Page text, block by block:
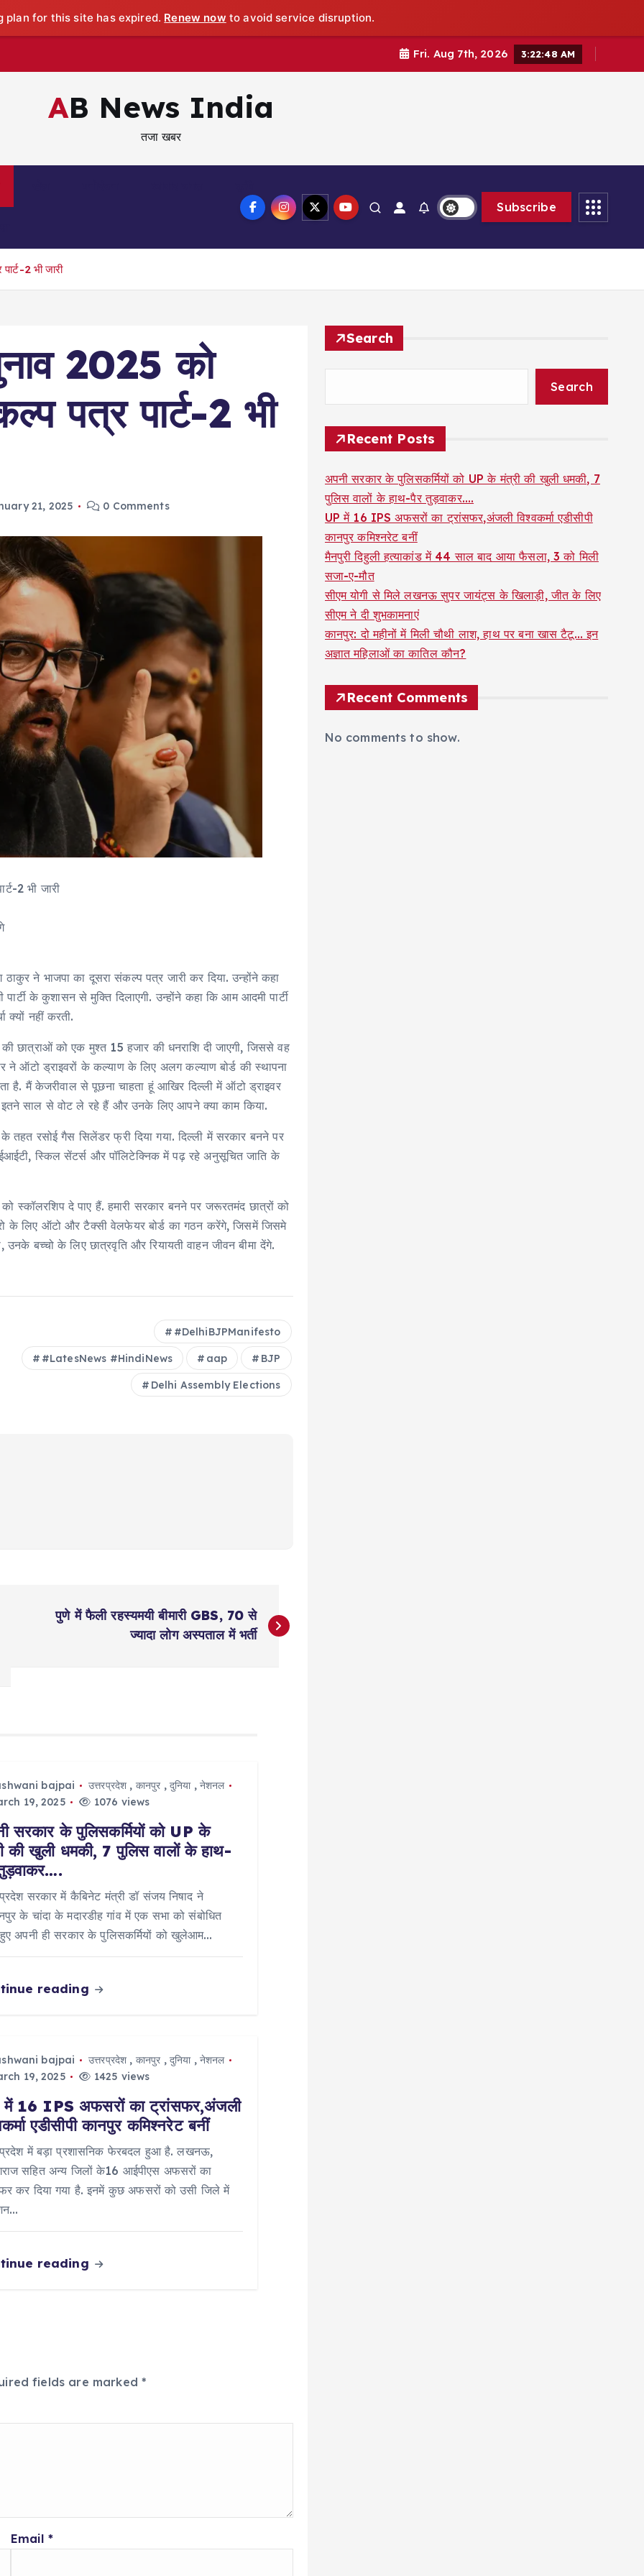
plan for this site has expired. Renew now to avoid service disruption.
Fri. Aug 7th, 2026 3:22:50 AM
AB News India
तजा खबर
Subscribe
2 भी जारी
2025 को
पत्र पार्ट-2 भी
21, 2025 0 Comments
2 भी जारी
ने भाजपा का दूसरा संकल्प पत्र जारी कर दिया. उन्होंने कहा
के कुशासन से मुक्ति दिलाएगी. उन्होंने कहा कि आम आदमी पार्टी
नहीं करती.
छात्राओं को एक मुश्त 15 हजार की धनराशि दी जाएगी, जिससे वह
ने ऑटो ड्राइवरों के कल्याण के लिए अलग कल्याण बोर्ड की स्थापना
है. मैं केजरीवाल से पूछना चाहता हूं आखिर दिल्ली में ऑटो ड्राइवर
इतने साल से वोट ले रहे हैं और उनके लिए आपने क्या काम किया.
तहत रसोई गैस सिलेंडर फ्री दिया गया. दिल्ली में सरकार बनने पर
स्किल सेंटर्स और पॉलिटेक्निक में पढ़ रहे अनुसूचित जाति के
स्कॉलरशिप दे पाए हैं. हमारी सरकार बनने पर जरूरतमंद छात्रों को
के लिए ऑटो और टैक्सी वेलफेयर बोर्ड का गठन करेंगे, जिसमें जिसमे
बच्चो के लिए छात्रवृति और रियायती वाहन जीवन बीमा देंगे.
#DelhiBJPManifesto
#LatesNews #HindiNews aap BJP
Delhi Assembly Elections
पुणे में फैली रहस्यमयी बीमारी GBS, 70 से
ज्यादा लोग अस्पताल में भर्ती
bajpai उत्तरप्रदेश , कानपुर , दुनिया, नेशनल
19, 2025
1076 views
सरकार के पुलिसकर्मियों को UP के
की खुली धमकी, 7 पुलिस वालों के हाथ-
सरकार में कैबिनेट मंत्री डॉ संजय निषाद ने
के चांदा के मदारडीह गांव में एक सभा को संबोधित
अपनी ही सरकार के पुलिसकर्मियों को खुलेआम…
reading
bajpai उत्तरप्रदेश , कानपुर , दुनिया, नेशनल
19, 2025
1425 views
में 16 IPS अफसरों का ट्रांसफर,अंजली
एडीसीपी कानपुर कमिश्नरेट बनीं
प्रदेश में बड़ा प्रशासनिक फेरबदल हुआ है. लखनऊ,
सहित अन्य जिलों के16 आईपीएस अफसरों का
कर दिया गया है. इनमें कुछ अफसरों को उसी जिले में
reading
fields are marked*
Email *
Search
Search
Recent Posts
अपनी सरकार के पुलिसकर्मियों को UP के मंत्री की खुली धमकी, 7
पुलिस वालों के हाथ-पैर तुड़वाकर….
UP में 16 IPS अफसरों का ट्रांसफर,अंजली विश्वकर्मा एडीसीपी
कानपुर कमिश्नरेट बनीं
मैनपुरी दिहुली हत्याकांड में 44 साल बाद आया फैसला, 3 को मिली
सजा-ए-मौत
सीएम योगी से मिले लखनऊ सुपर जायंट्स के खिलाड़ी, जीत के लिए
सीएम ने दी शुभकामनाएं
कानपुर: दो महीनों में मिली चौथी लाश, हाथ पर बना खास टैटू… इन
अज्ञात महिलाओं का कातिल कौन?
Recent Comments
No comments to show.